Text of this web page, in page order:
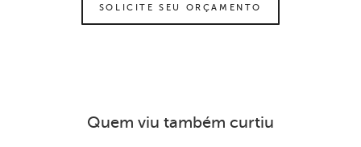
SOLICITE SEU ORÇAMENTO
Quem viu também curtiu